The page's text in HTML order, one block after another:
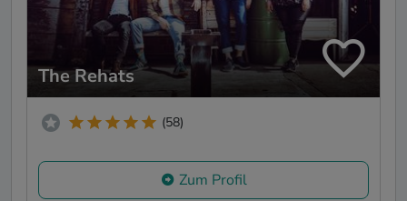
The Rehats
(58)
Zum Profil